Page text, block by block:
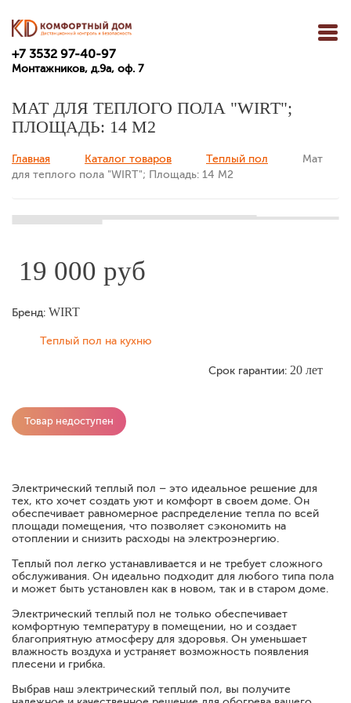
+7 3532 97-40-97
Монтажников, д.9а, оф. 7
МАТ ДЛЯ ТЕПЛОГО ПОЛА "WIRT";
ПЛОЩАДЬ: 14 М2
Вы здесь
Главная Каталог товаров Теплый пол
Мат
для теплого пола "WIRT"; Площадь: 14 М2
19 000 руб
Бренд: WIRT
Теплый пол на кухню
Срок гарантии: 20 лет
Товар недоступен
Электрический теплый пол – это идеальное решение для
тех, кто хочет создать уют и комфорт в своем доме. Он
обеспечивает равномерное распределение тепла по всей
площади помещения, что позволяет сэкономить на
отоплении и снизить расходы на электроэнергию.
Теплый пол легко устанавливается и не требует сложного
обслуживания. Он идеально подходит для любого типа пола
и может быть установлен как в новом, так и в старом доме.
Электрический теплый пол не только обеспечивает
комфортную температуру в помещении, но и создает
благоприятную атмосферу для здоровья. Он уменьшает
влажность воздуха и устраняет возможность появления
плесени и грибка.
Выбрав наш электрический теплый пол, вы получите